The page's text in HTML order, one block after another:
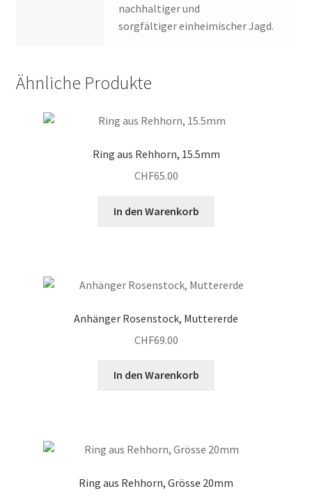
nachhaltiger und
sorgfältiger einheimischer Jagd.
Ähnliche Produkte
Ring aus Rehhorn, 15.5mm
CHF65.00
In den Warenkorb
Anhänger Rosenstock, Muttererde
CHF69.00
In den Warenkorb
Ring aus Rehhorn, Grösse 20mm